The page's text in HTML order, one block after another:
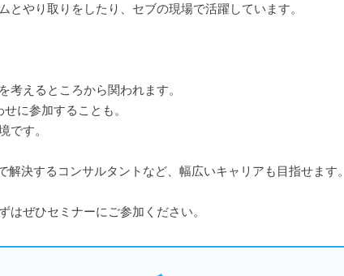
やり取りをしたり、セブの現場で活躍しています。
考えるところから関われます。
に参加することも。
です。
決するコンサルタントなど、幅広いキャリアも目指せます。
ぜひセミナーにご参加ください。